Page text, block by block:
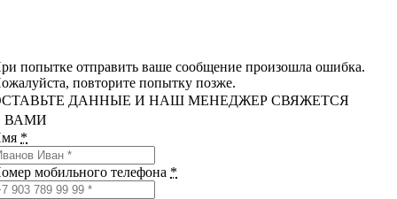
попытке отправить ваше сообщение произошла ошибка.
повторите попытку позже.
ДАННЫЕ И НАШ МЕНЕДЖЕР СВЯЖЕТСЯ
ВАМИ
*
мобильного телефона *